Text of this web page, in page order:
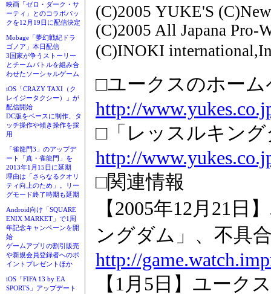
映画「ゼロ・ダーク・サ
ーティ」とのコラボパッ
クを12月19日に配信決定
Mobage「夢幻戦紀ドラ
ゴノア」本日配信
3国家が争うストーリー
とチームバトルを組み合
わせたソーシャルゲーム
iOS「CRAZY TAXI（ク
レイジータクシー）」が
配信開始
DC版をベースに制作、タ
ッチ操作や傾き操作を採
用
「雀龍門3」のアップデ
ート「真・雀龍門」を
2013年1月15日に延期
理由は「さらなるクオリ
ティ向上のため」。リー
グモード終了時期も延期
Android向け「SQUARE
ENIX MARKET」で1周
年記念キャンペーンを開
始
ゲームアプリの割引販売
や新規会員登録者へのポ
イントプレゼントほか
iOS「FIFA 13 by EA
SPORTS」アップデート
(C)2005 YUKE'S
(C)2005 All Japana Pro-
(C)INOKI
□ユークスのホーム
http://
□「レッスルキン
http://
□関連情報
【2005年12月21日
ングダム」、不具
http://
【1月5日】ユーク